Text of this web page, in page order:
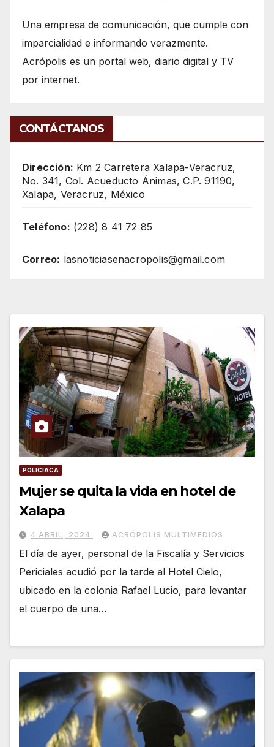
Una empresa de comunicación, que cumple con
imparcialidad e informando verazmente.
Acrópolis es un portal web, diario digital y TV
por internet.
CONTÁCTANOS
Dirección: Km 2 Carretera Xalapa-Veracruz,
No. 341, Col. Acueducto Ánimas, C.P. 91190,
Xalapa, Veracruz, México
Teléfono: (228) 8 41 72 85
Correo: lasnoticiasenacropolis@gmail.com
POLICIACA
Mujer se quita la vida en hotel de
Xalapa
4 ABRIL, 2024 ACRÓPOLIS MULTIMEDIOS
El día de ayer, personal de la Fiscalía y Servicios
Periciales acudió por la tarde al Hotel Cielo,
ubicado en la colonia Rafael Lucio, para levantar
el cuerpo de una…